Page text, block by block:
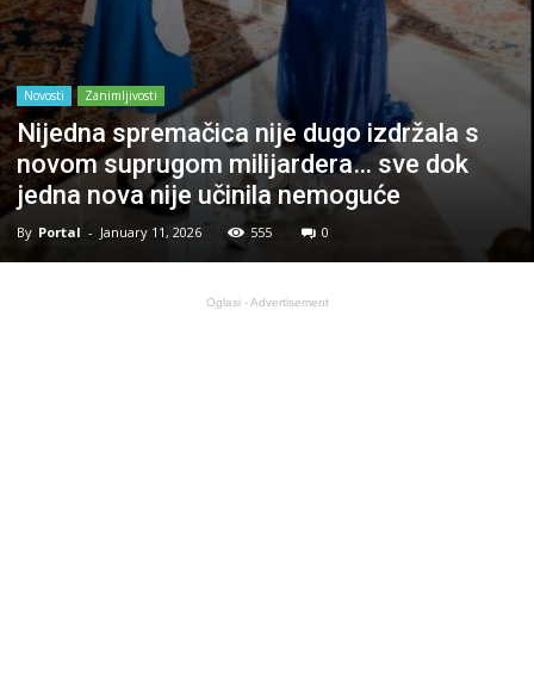
Novosti Zanimljivosti
Nijedna spremačica nije dugo izdržala s
novom suprugom milijardera… sve dok
jedna nova nije učinila nemoguće
By Portal - January 11, 2026 555 0
Oglasi - Advertisement